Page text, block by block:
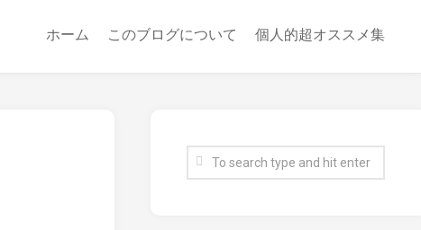
ホーム このブログについて 個人的超オススメ集